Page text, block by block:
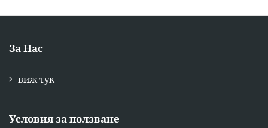
За Нас
виж тук
Условия за ползване